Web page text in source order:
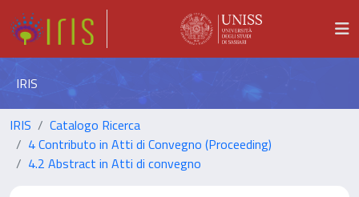
IRIS
IRIS
Catalogo Ricerca
4 Contributo in Atti di Convegno (Proceeding)
4.2 Abstract in Atti di convegno